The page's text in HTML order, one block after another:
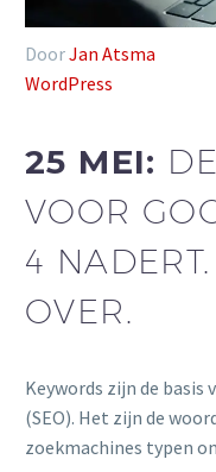
DoorJan Atsma
WordPress
25 MEI:
VOOR
4
OVER.
Keywords zijn de
(SEO). Het zijn de
zoekmachines typen